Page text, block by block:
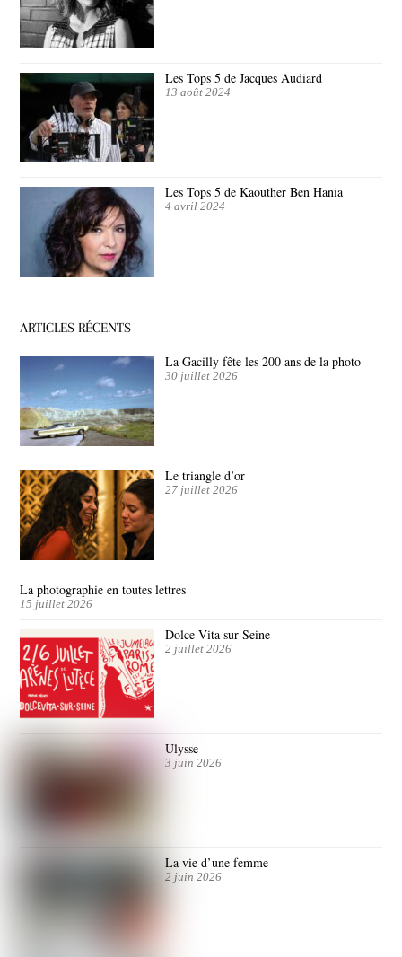
Les Tops 5 de Jacques Audiard
13 août 2024
Les Tops 5 de Kaouther Ben Hania
4 avril 2024
ARTICLES RÉCENTS
La Gacilly fête les 200 ans de la photo
30 juillet 2026
Le triangle d’or
27 juillet 2026
La photographie en toutes lettres
15 juillet 2026
Dolce Vita sur Seine
2 juillet 2026
Ulysse
3 juin 2026
La vie d’une femme
2 juin 2026